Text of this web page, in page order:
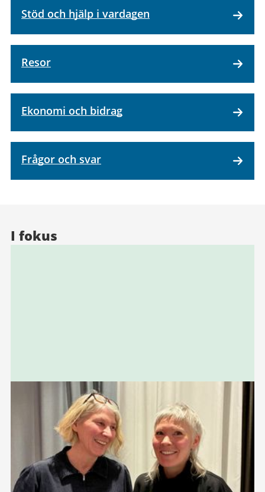
Stöd och hjälp i vardagen
Resor
Ekonomi och bidrag
Frågor och svar
I fokus